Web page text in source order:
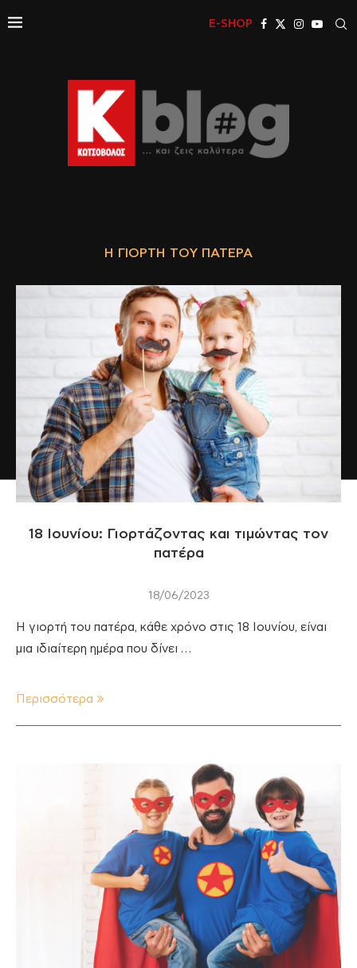
E-SHOP
Η ΓΙΟΡΤΉ ΤΟΥ ΠΑΤΈΡΑ
18 Ιουνίου: Γιορτάζοντας και τιμώντας τον
πατέρα
18/06/2023
Η γιορτή του πατέρα, κάθε χρόνο στις 18 Ιουνίου, είναι
μια ιδιαίτερη ημέρα που δίνει …
Περισσότερα